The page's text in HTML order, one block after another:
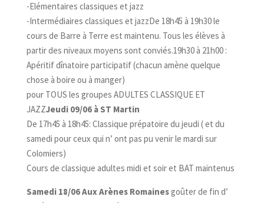
-Elémentaires classiques et jazz
-Intermédiaires classiques et jazzDe 18h45 à 19h30 le
cours de Barre à Terre est maintenu. Tous les élèves à
partir des niveaux moyens sont conviés.19h30 à 21h00 :
Apéritif dînatoire participatif (chacun amène quelque
chose à boire ou à manger)
pour TOUS les groupes ADULTES CLASSIQUE ET
JAZZJeudi 09/06 à ST Martin
De 17h45 à 18h45: Classique prépatoire du jeudi ( et du
samedi pour ceux qui n’ ont pas pu venir le mardi sur
Colomiers)
Cours de classique adultes midi et soir et BAT maintenus
Samedi 18/06 Aux Arènes Romainesgoûter de fin d’